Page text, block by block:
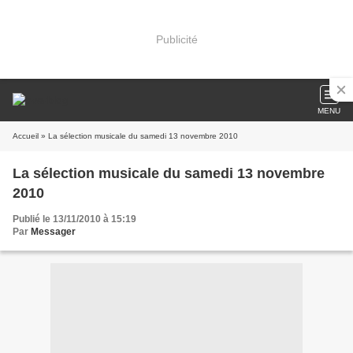
Publicité
MENU
Accueil » La sélection musicale du samedi 13 novembre 2010
La sélection musicale du samedi 13 novembre
2010
Publié le 13/11/2010 à 15:19
Par Messager